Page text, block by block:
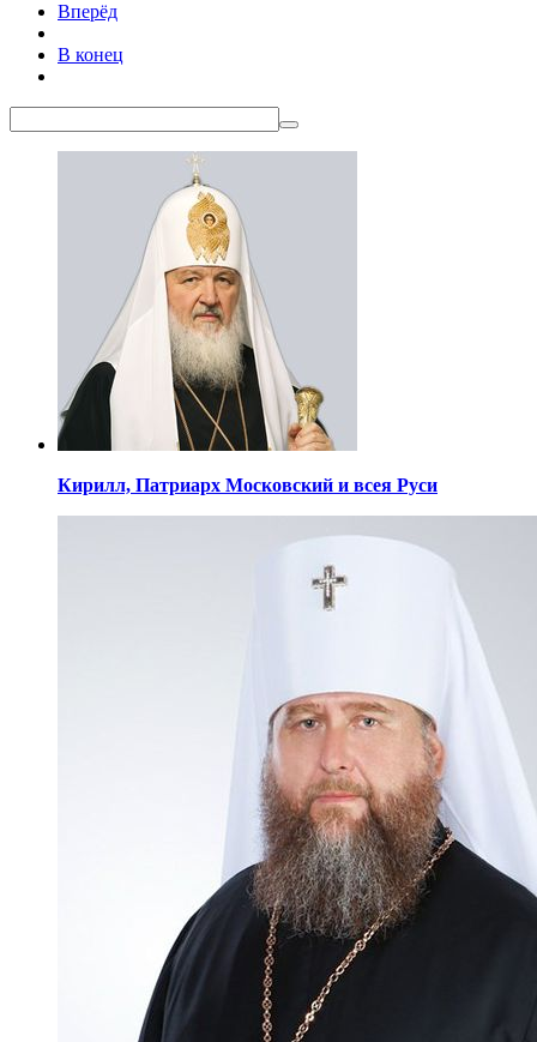
Вперёд
В конец
Кирилл, Патриарх Московский и всея Руси